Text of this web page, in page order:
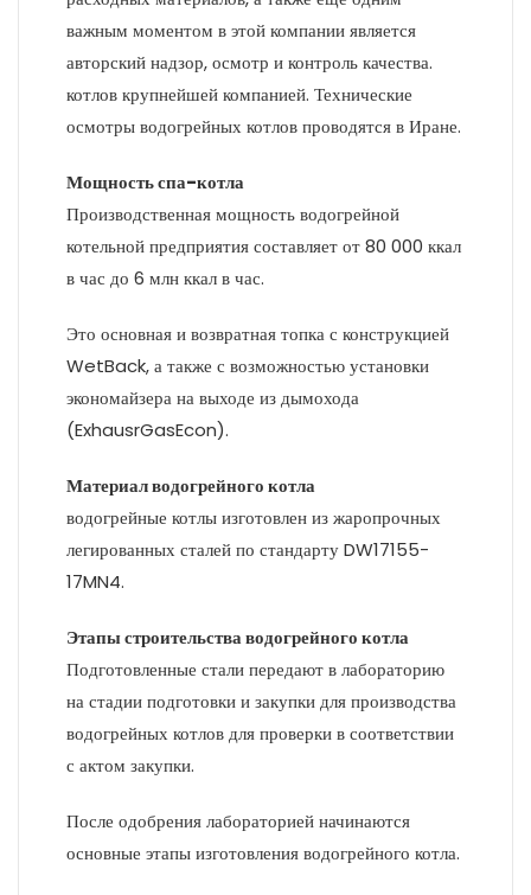
важным моментом в этой компании является
авторский надзор, осмотр и контроль качества.
котлов крупнейшей компанией. Технические
осмотры водогрейных котлов проводятся в Иране.
Мощность спа-котла
Производственная мощность водогрейной
котельной предприятия составляет от 80 000 ккал
в час до 6 млн ккал в час.
Это основная и возвратная топка с конструкцией
WetBack, а также с возможностью установки
экономайзера на выходе из дымохода
(ExhausrGasEcon).
Материал водогрейного котла
водогрейные котлы изготовлен из жаропрочных
легированных сталей по стандарту DW17155-
17MN4.
Этапы строительства водогрейного котла
Подготовленные стали передают в лабораторию
на стадии подготовки и закупки для производства
водогрейных котлов для проверки в соответствии
с актом закупки.
После одобрения лабораторией начинаются
основные этапы изготовления водогрейного котла.